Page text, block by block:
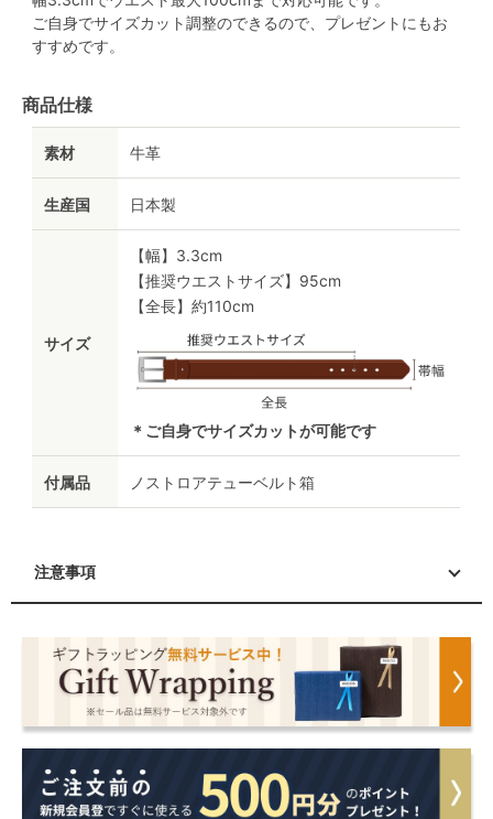
ご自身でサイズカット調整のできるので、プレゼントにもお
すすめです。
商品仕様
素材 牛革
生産国 日本製
サイズ
【幅】3.3cm
【推奨ウエストサイズ】95cm
【全長】約110cm
＊ご自身でサイズカットが可能です
付属品 ノストロアテューベルト箱
注意事項